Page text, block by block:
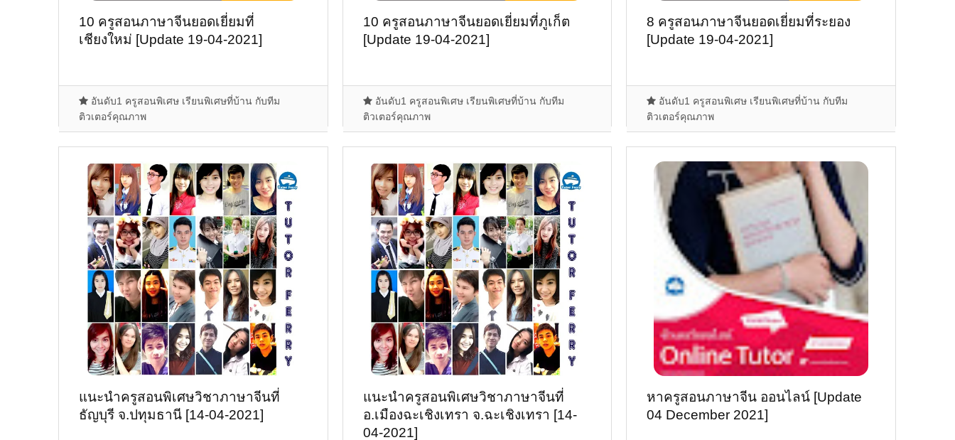
10 ครูสอนภาษาจีนยอดเยี่ยมที่
เชียงใหม่ [Update 19-04-2021]
อันดับ1 ครูสอนพิเศษ เรียนพิเศษที่บ้าน กับทีม
ติวเตอร์คุณภาพ
10 ครูสอนภาษาจีนยอดเยี่ยมที่ภูเก็ต
[Update 19-04-2021]
อันดับ1 ครูสอนพิเศษ เรียนพิเศษที่บ้าน กับทีม
ติวเตอร์คุณภาพ
8 ครูสอนภาษาจีนยอดเยี่ยมที่ระยอง
[Update 19-04-2021]
อันดับ1 ครูสอนพิเศษ เรียนพิเศษที่บ้าน กับทีม
ติวเตอร์คุณภาพ
แนะนำครูสอนพิเศษวิชาภาษาจีนที่
ธัญบุรี จ.ปทุมธานี [14-04-2021]
แนะนำครูสอนพิเศษวิชาภาษาจีนที่
อ.เมืองฉะเชิงเทรา จ.ฉะเชิงเทรา [14-
04-2021]
หาครูสอนภาษาจีน ออนไลน์ [Update
04 December 2021]